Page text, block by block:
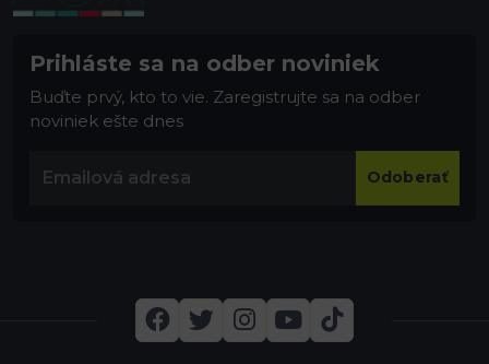
Prihláste sa na odber noviniek
Buďte prvý, kto to vie. Zaregistrujte sa na odber
noviniek ešte dnes
Odoberať